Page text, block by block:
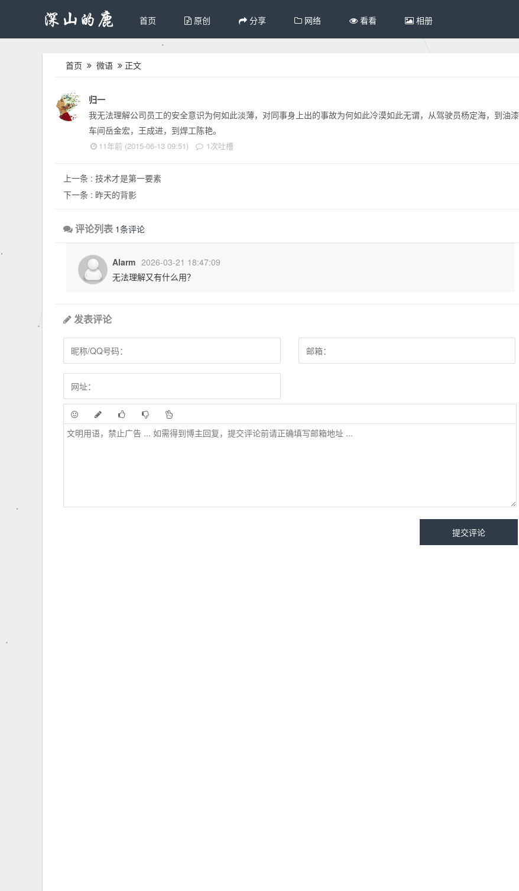
首页 原创 分享 网络 看看 相册
首页 微语 正文
归一
我无法理解公司员工的安全意识为何如此淡薄，对同事身上出的事故为何如此冷漠如此无谓，从驾驶员杨定海，到油漆
车间岳金宏，王成进，到焊工陈艳。
11年前 (2015-06-13 09:51) 1次吐槽
上一条 : 技术才是第一要素
下一条 : 昨天的背影
评论列表 1条评论
Alarm 2026-03-21 18:47:09
无法理解又有什么用？
发表评论